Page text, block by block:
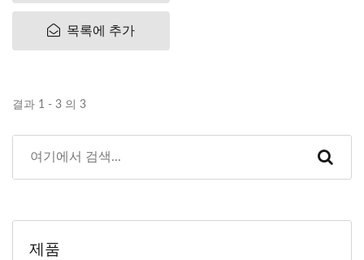
목록에 추가
결과 1 - 3 의 3
제품